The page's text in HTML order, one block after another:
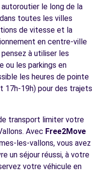
le long de la
toutes les villes
de vitesse et la
en centre-ville
à utiliser les
ou les parkings en
les heures de pointe
17h-19h) pour des trajets
transport limiter votre
Avec Free2Move
les-vallons, vous avez
un séjour réussi, à votre
votre véhicule en